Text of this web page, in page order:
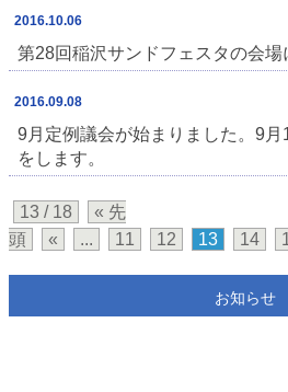
2016.10.06
第28回稲沢サンドフェスタの会場
2016.09.08
9月定例議会が始まりました。9
をします。
13 / 18
« 先
頭
« ... 11 12 13 14
お知らせ